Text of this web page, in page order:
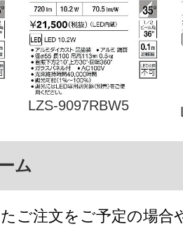
LZS-9097RBW5
ム
ご注文をご予定の場合